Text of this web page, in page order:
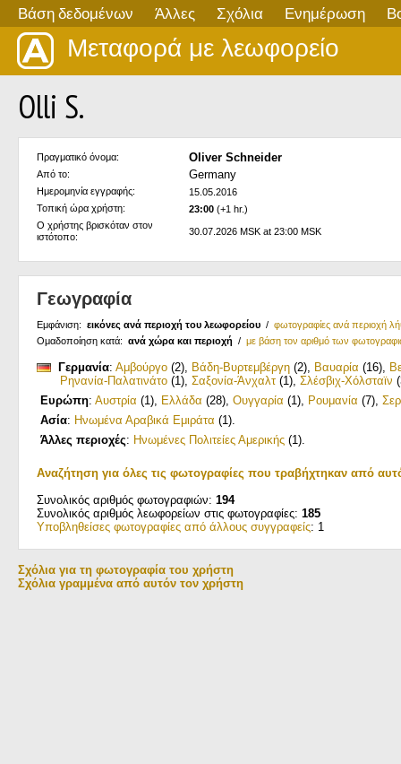
Βάση δεδομένων Άλλες Σχόλια Ενημέρωση
Μεταφορά με λεωφορείο
Olli S.
Πραγματικό όνομα: Oliver Schneider
Από το: Germany
Ημερομηνία εγγραφής:
15.05.2016
Τοπική ώρα χρήστη:
23:00 (+1 hr.)
Ο χρήστης βρισκόταν στον
ιστότοπο:
30.07.2026 MSK at 23:00 MSK
Γεωγραφία
Εμφάνιση: εικόνες ανά περιοχή του λεωφορείου / φωτογραφίες ανά περιοχή
Ομαδοποίηση κατά: ανά χώρα και περιοχή / με βάση τον αριθμό των
Γερμανία: Αμβούργο (2), Βάδη-Βυρτεμβέργη (2), Βαυαρία (16),
Ρηνανία-Παλατινάτο (1), Σαξονία-Άνχαλτ (1), Σλέσβιχ-Χόλσταϊν
Ευρώπη: Αυστρία (1), Ελλάδα (28), Ουγγαρία (1), Ρουμανία (7),
Ασία: Ηνωμένα Αραβικά Εμιράτα (1).
Άλλες περιοχές: Ηνωμένες Πολιτείες Αμερικής (1).
Αναζήτηση για όλες τις φωτογραφίες που τραβήχτηκαν από
Συνολικός αριθμός φωτογραφιών: 194
Συνολικός αριθμός λεωφορείων στις φωτογραφίες: 185
Υποβληθείσες φωτογραφίες από άλλους συγγραφείς: 1
Σχόλια για τη φωτογραφία του χρήστη
Σχόλια γραμμένα από αυτόν τον χρήστη